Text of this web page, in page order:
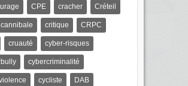
CPE cracher Créteil
critique CRPC
cruauté cyber-risques
cybercriminalité
cycliste DAB